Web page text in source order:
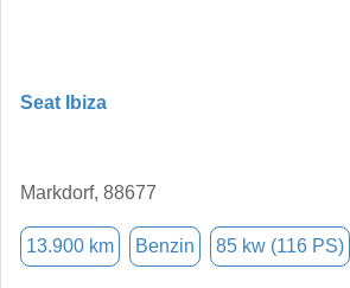
Seat Ibiza
Markdorf, 88677
13.900 km Benzin 85 kw (116 PS)